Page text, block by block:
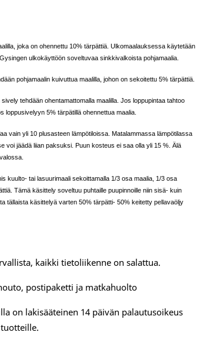
joka on ohennettu 10% tärpättiä. Ulkomaalauksessa käytetään
ulkokäyttöön soveltuvaa sinkkivalkoista pohjamaalia.
pohjamaalin kuivuttua maalilla, johon on sekoitettu 5% tärpättiä.
sively tehdään ohentamattomalla maalilla. Jos loppupintaa tahtoo
loppusivelyyn 5% tärpätillä ohennettua maalia.
vain yli 10 plusasteen lämpötiloissa. Matalammassa lämpötilassa
voi jäädä liian paksuksi. Puun kosteus ei saa olla yli 15 %. Älä
kuulto- tai lasuurimaali sekoittamalla 1/3 osa maalia, 1/3 osa
Tämä käsittely soveltuu puhtaille puupinnoille niin sisä- kuin
tällaista käsittelyä varten 50% tärpätti- 50% keitetty pellavaöljy
kaikki tietoliikenne on salattua.
postipaketti ja matkahuolto
on lakisääteinen 14 päivän palautusoikeus